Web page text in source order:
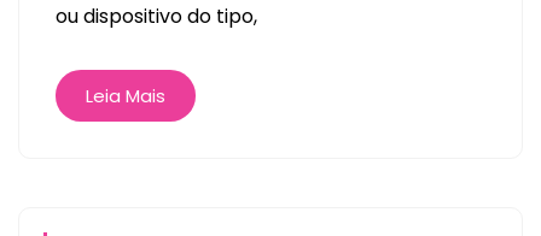
ou dispositivo do tipo,
Leia Mais